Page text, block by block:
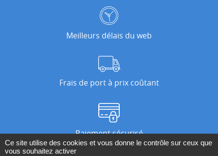
Meilleurs délais du web
Frais de port à prix coûtant
Paiement sécurisé
Ce site utilise des cookies et vous donne le contrôle sur ceux que
vous souhaitez activer